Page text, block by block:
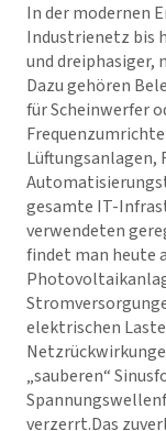
In der modernen
Industrienetz bis
und dreiphasiger,
Dazu gehören
für Scheinwerfer
Lüftungsanlagen,
gesamte IT-
verwendeten
findet man heute
elektrischen
„sauberen“
verzerrt.Das